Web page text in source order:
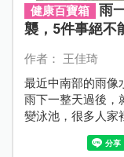
健康百寶箱
雨
襲，5件事絕不
作者： 王佳琦
最近中南部的雨像
雨下一整天過後，
變泳池，很多人家
的人生安全、災
候應該怎麼保命